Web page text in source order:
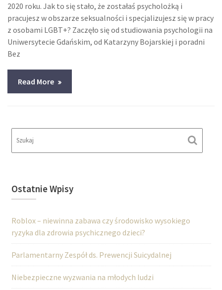
2020 roku. Jak to się stało, że zostałaś psycholożką i
pracujesz w obszarze seksualności i specjalizujesz się w pracy
z osobami LGBT+? Zaczęło się od studiowania psychologii na
Uniwersytecie Gdańskim, od Katarzyny Bojarskiej i poradni
Bez
Read More
Ostatnie Wpisy
Roblox – niewinna zabawa czy środowisko wysokiego
ryzyka dla zdrowia psychicznego dzieci?
Parlamentarny Zespół ds. Prewencji Suicydalnej
Niebezpieczne wyzwania na młodych ludzi